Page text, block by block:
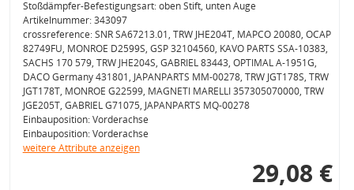
Stoßdämpfer-Befestigungsart: oben Stift, unten Auge
Artikelnummer: 343097
crossreference: SNR SA67213.01, TRW JHE204T, MAPCO 20080, OCAP
82749FU, MONROE D2599S, GSP 32104560, KAVO PARTS SSA-10383,
SACHS 170 579, TRW JHE204S, GABRIEL 83443, OPTIMAL A-1951G,
DACO Germany 431801, JAPANPARTS MM-00278, TRW JGT178S, TRW
JGT178T, MONROE G22599, MAGNETI MARELLI 357305070000, TRW
JGE205T, GABRIEL G71075, JAPANPARTS MQ-00278
Einbauposition: Vorderachse
Einbauposition: Vorderachse
weitere Attribute anzeigen
29,08 €